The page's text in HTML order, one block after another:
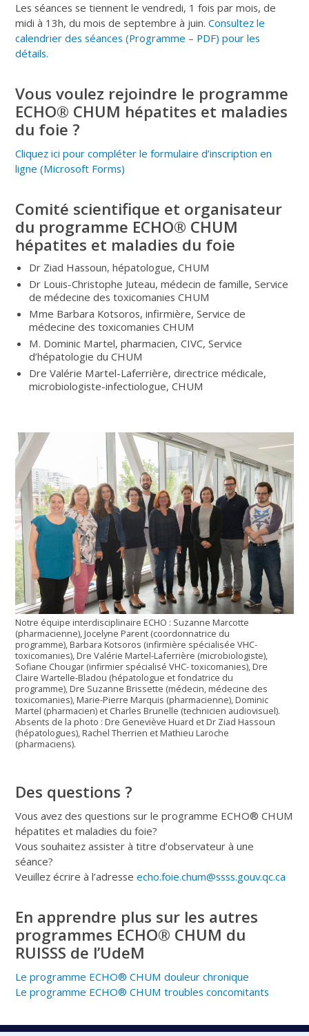
Les séances se tiennent le vendredi, 1 fois par mois, de
midi à 13h, du mois de septembre à juin.Consultez le
calendrier des séances (Programme – PDF) pour les
détails.
Vous voulez rejoindre le programme
ECHO® CHUM hépatites et maladies
du foie ?
Cliquez ici pour compléter le formulaire d’inscription en
ligne (Microsoft Forms)
Comité scientifique et organisateur
du programme ECHO® CHUM
hépatites et maladies du foie
Dr Ziad Hassoun, hépatologue, CHUM
Dr Louis-Christophe Juteau, médecin de famille, Service
de médecine des toxicomanies CHUM
Mme Barbara Kotsoros, infirmière, Service de
médecine des toxicomanies CHUM
M. Dominic Martel, pharmacien, CIVC, Service
d’hépatologie du CHUM
Dre Valérie Martel-Laferrière, directrice médicale,
microbiologiste-infectiologue, CHUM
Notre équipe interdisciplinaire ECHO : Suzanne Marcotte
(pharmacienne), Jocelyne Parent (coordonnatrice du
programme), Barbara Kotsoros (infirmière spécialisée VHC-
toxicomanies), Dre Valérie Martel-Laferrière (microbiologiste),
Sofiane Chougar (infirmier spécialisé VHC- toxicomanies), Dre
Claire Wartelle-Bladou (hépatologue et fondatrice du
programme), Dre Suzanne Brissette (médecin, médecine des
toxicomanies), Marie-Pierre Marquis (pharmacienne), Dominic
Martel (pharmacien) et Charles Brunelle (technicien audiovisuel).
Absents de la photo : Dre Geneviève Huard et Dr Ziad Hassoun
(hépatologues), Rachel Therrien et Mathieu Laroche
(pharmaciens).
Des questions ?
Vous avez des questions sur le programme ECHO® CHUM
hépatites et maladies du foie?
Vous souhaitez assister à titre d’observateur à une
séance?
Veuillez écrire à l’adresseecho.foie.chum@ssss.gouv.qc.ca
En apprendre plus sur les autres
programmes ECHO® CHUM du
RUISSS de l’UdeM
Le programme ECHO® CHUM douleur chronique
Le programme ECHO® CHUM troubles concomitants